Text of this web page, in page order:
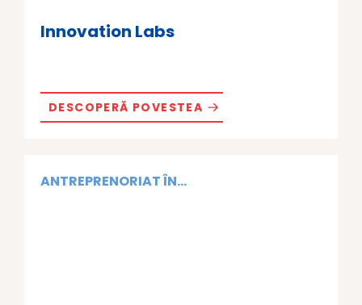
Innovation Labs
DESCOPERĂ POVESTEA
ANTREPRENORIAT ÎN...